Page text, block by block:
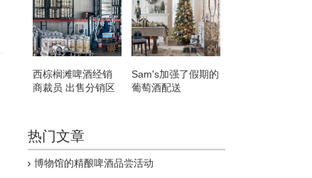
缩变化
西棕榈滩啤酒经销
商裁员 出售分销区
Sam's加强了假期的
葡萄酒配送
热门文章
博物馆的精酿啤酒品尝活动